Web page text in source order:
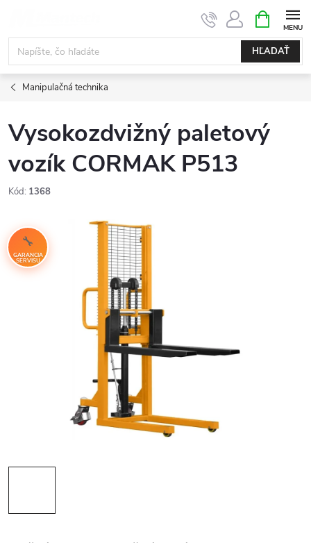
obsah
HĽADAŤ
KOŠÍK
Manipulačná technika
Vysokozdvižný paletový
vozík CORMAK P513
Kód: 1368
GARANCIA
SERVISU